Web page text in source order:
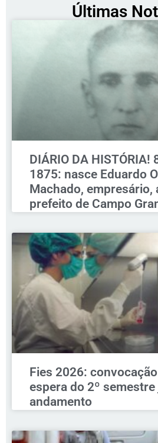
Últimas
DIÁRIO DA HISTÓRIA!
1875: nasce Eduardo
Machado, empresário,
prefeito de Campo
Fies 2026:
espera do 2º semestre
andamento